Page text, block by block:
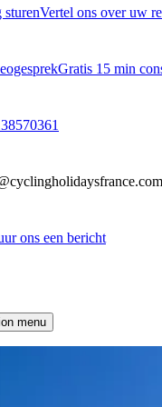
sturenVertel ons over uw
Gratis 15 min
ons een bericht
menu